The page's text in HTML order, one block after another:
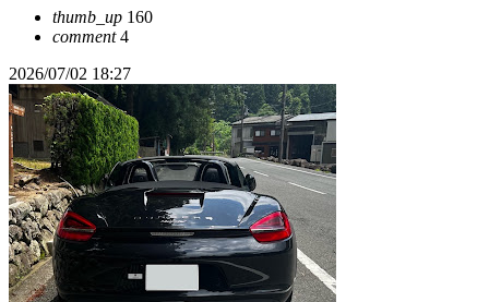
thumb_up 160
comment4
2026/07/02 18:27